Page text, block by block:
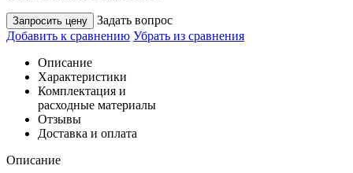
Запросить цену
Задать вопрос
Добавить к сравнению Убрать из сравнения
Описание
Характеристики
Комплектация и
расходные материалы
Отзывы
Доставка и оплата
Описание